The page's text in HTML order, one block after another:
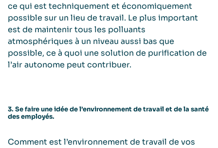
ce qui est techniquement et économiquement
possible sur un lieu de travail. Le plus important
est de maintenir tous les polluants
atmosphériques à un niveau aussi bas que
possible, ce à quoi une solution de purification de
l’air autonome peut contribuer.
3. Se faire une idée de l’environnement de travail et de la santé
des employés.
Comment est l’environnement de travail de vos